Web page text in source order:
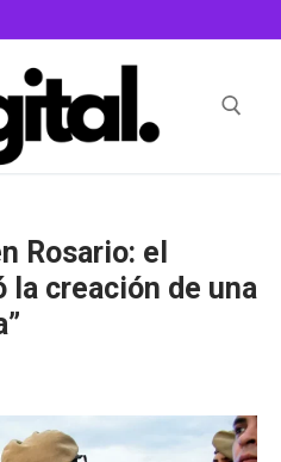
Rosario: el
la creación de una